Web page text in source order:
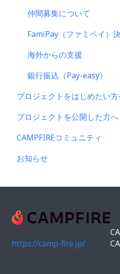
仲間募集について
FamiPay（ファミペイ）
海外からの支援
銀行振込（Pay-easy）
プロジェクトをはじめたい
プロジェクトをはじめる前
プロジェクト作成時によく
プロジェクト作成について
リターン設定で気をつける
リターンについて
プロジェクトを公開した方へ
支援金の振込について
プロジェクトを公開したら
支援者の情報について
プロジェクト達成に役立
CAMPFIREコミュニティ
コミュニティメンバー向け
コミュニティ開設ガイド｜
アクティビティ（ブログ
お知らせ
営業情報・メンテナンスの
https://camp-fire.jp/